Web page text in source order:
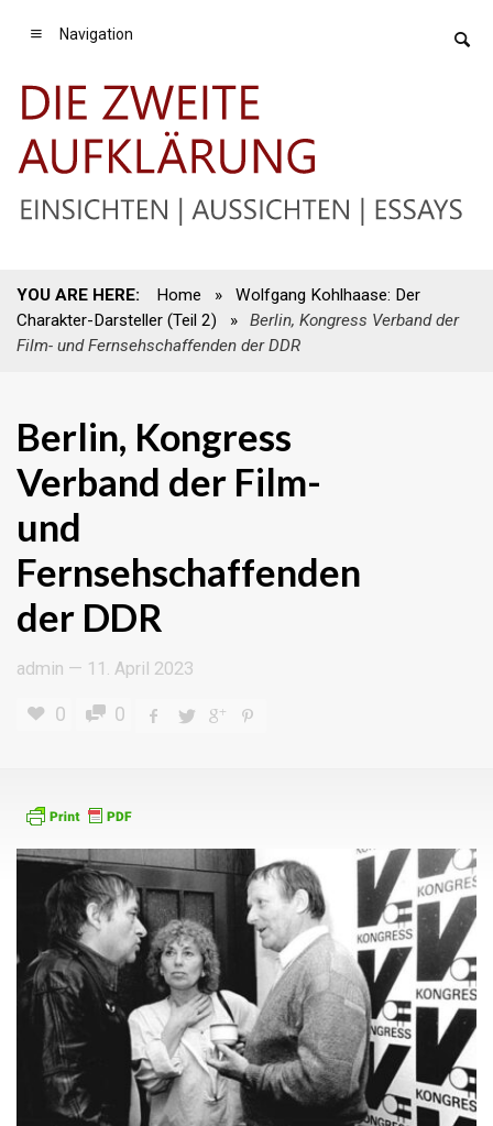
Navigation
YOU ARE HERE: Home »
Wolfgang Kohlhaase: Der
Charakter-Darsteller (Teil 2)
»
Berlin, Kongress Verband der
Film- und Fernsehschaffenden der DDR
Berlin, Kongress
Verband der Film-
und
Fernsehschaffenden
der DDR
admin — 11. April 2023
0 0